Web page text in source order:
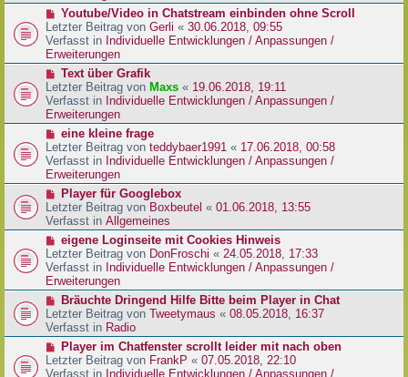
a
g
r
B
e
i
t
a
g
N
e
u
e
r
B
e
i
t
a
g
Youtube/Video in Chatstream einbinden ohne Scroll
Letzter Beitrag von Gerli « 30.06.2018, 09:55
Verfasst in Individuelle Entwicklungen / Anpassungen /
Erweiterungen
N
e
u
e
r
B
e
i
t
a
g
Text über Grafik
Letzter Beitrag von Maxs « 19.06.2018, 19:11
Verfasst in Individuelle Entwicklungen / Anpassungen /
Erweiterungen
N
e
u
e
r
B
e
i
r
a
g
eine kleine frage
Letzter Beitrag von teddybaer1991 « 17.06.2018, 00:58
Verfasst in Individuelle Entwicklungen / Anpassungen /
Erweiterungen
N
e
u
e
r
B
e
i
r
a
g
Player für Googlebox
Letzter Beitrag von Boxbeutel « 01.06.2018, 13:55
Verfasst in Allgemeines
N
e
u
e
r
B
e
i
r
eigene Loginseite mit Cookies Hinweis
Letzter Beitrag von DonFroschi « 24.05.2018, 17:33
Verfasst in Individuelle Entwicklungen / Anpassungen /
Erweiterungen
N
e
u
e
r
B
Bräuchte Dringend Hilfe Bitte beim Player in Chat
Letzter Beitrag von Tweetymaus « 08.05.2018, 16:37
Verfasst in Radio
N
e
u
Player im Chatfenster scrollt leider mit nach oben
Letzter Beitrag von FrankP « 07.05.2018, 22:10
Verfasst in Individuelle Entwicklungen / Anpassungen /